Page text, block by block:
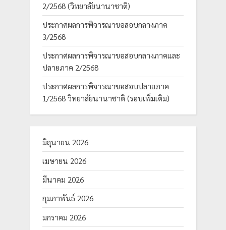
2/2568 (วิทยาลัยนานาชาติ)
ประกาศผลการพิจารณาขอสอบกลางภาค
3/2568
ประกาศผลการพิจารณาขอสอบกลางภาคและ
ปลายภาค 2/2568
ประกาศผลการพิจารณาขอสอบปลายภาค
1/2568 วิทยาลัยนานาชาติ (รอบเพิ่มเติม)
มิถุนายน 2026
เมษายน 2026
มีนาคม 2026
กุมภาพันธ์ 2026
มกราคม 2026